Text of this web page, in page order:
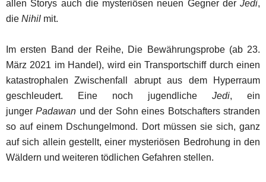
allen Storys auch die mysteriösen neuen Gegner der Jedi,
die Nihil mit.
Im ersten Band der Reihe, Die Bewährungsprobe (ab 23.
März 2021 im Handel), wird ein Transportschiff durch einen
katastrophalen Zwischenfall abrupt aus dem Hyperraum
geschleudert. Eine noch jugendliche Jedi, ein
jungerPadawan und der Sohn eines Botschafters stranden
so auf einem Dschungelmond. Dort müssen sie sich, ganz
auf sich allein gestellt, einer mysteriösen Bedrohung in den
Wäldern und weiteren tödlichen Gefahren stellen.